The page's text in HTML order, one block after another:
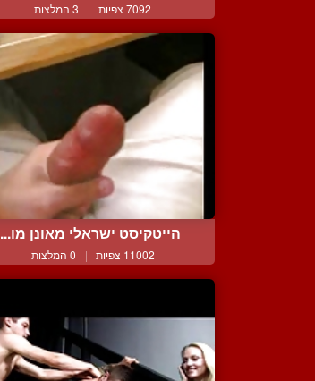
7092 צפיות | 3 המלצות
הייטקיסט ישראלי מאונן מו...
11002 צפיות | 0 המלצות